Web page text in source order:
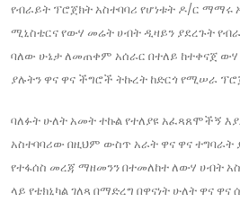
የብራይት ፕሮጀክት አስተባባሪ የሆነቱት ዶ/ር ማማሩ
ሚኒስቴርና የውሃ መሬት ሀብት ዲዛይን ያደረጉት
ባለው ሁኔታ ለመጠቀም አሰራር በተለይ ከተቀናጀ ውሃ
ያሉትን ዋና ዋና ችግሮች ትኩረት ከድርጎ የሚሠራ
ባለፉት ሁለት አመት ተኩል የተለያዩ አፈጻጸሞችኝ
አስተባባሪው በዚህም ውስጥ አራት ዋና ዋና
የተፋሰስ መረጃ ማዘመንን በተመለከተ ለውሃ ሀብት
ላይ የቴክኒካል ገለጻ በማድረግ በዋናነት ሁለት ዋና